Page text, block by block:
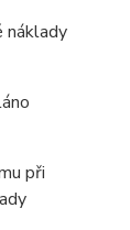
náklady
při